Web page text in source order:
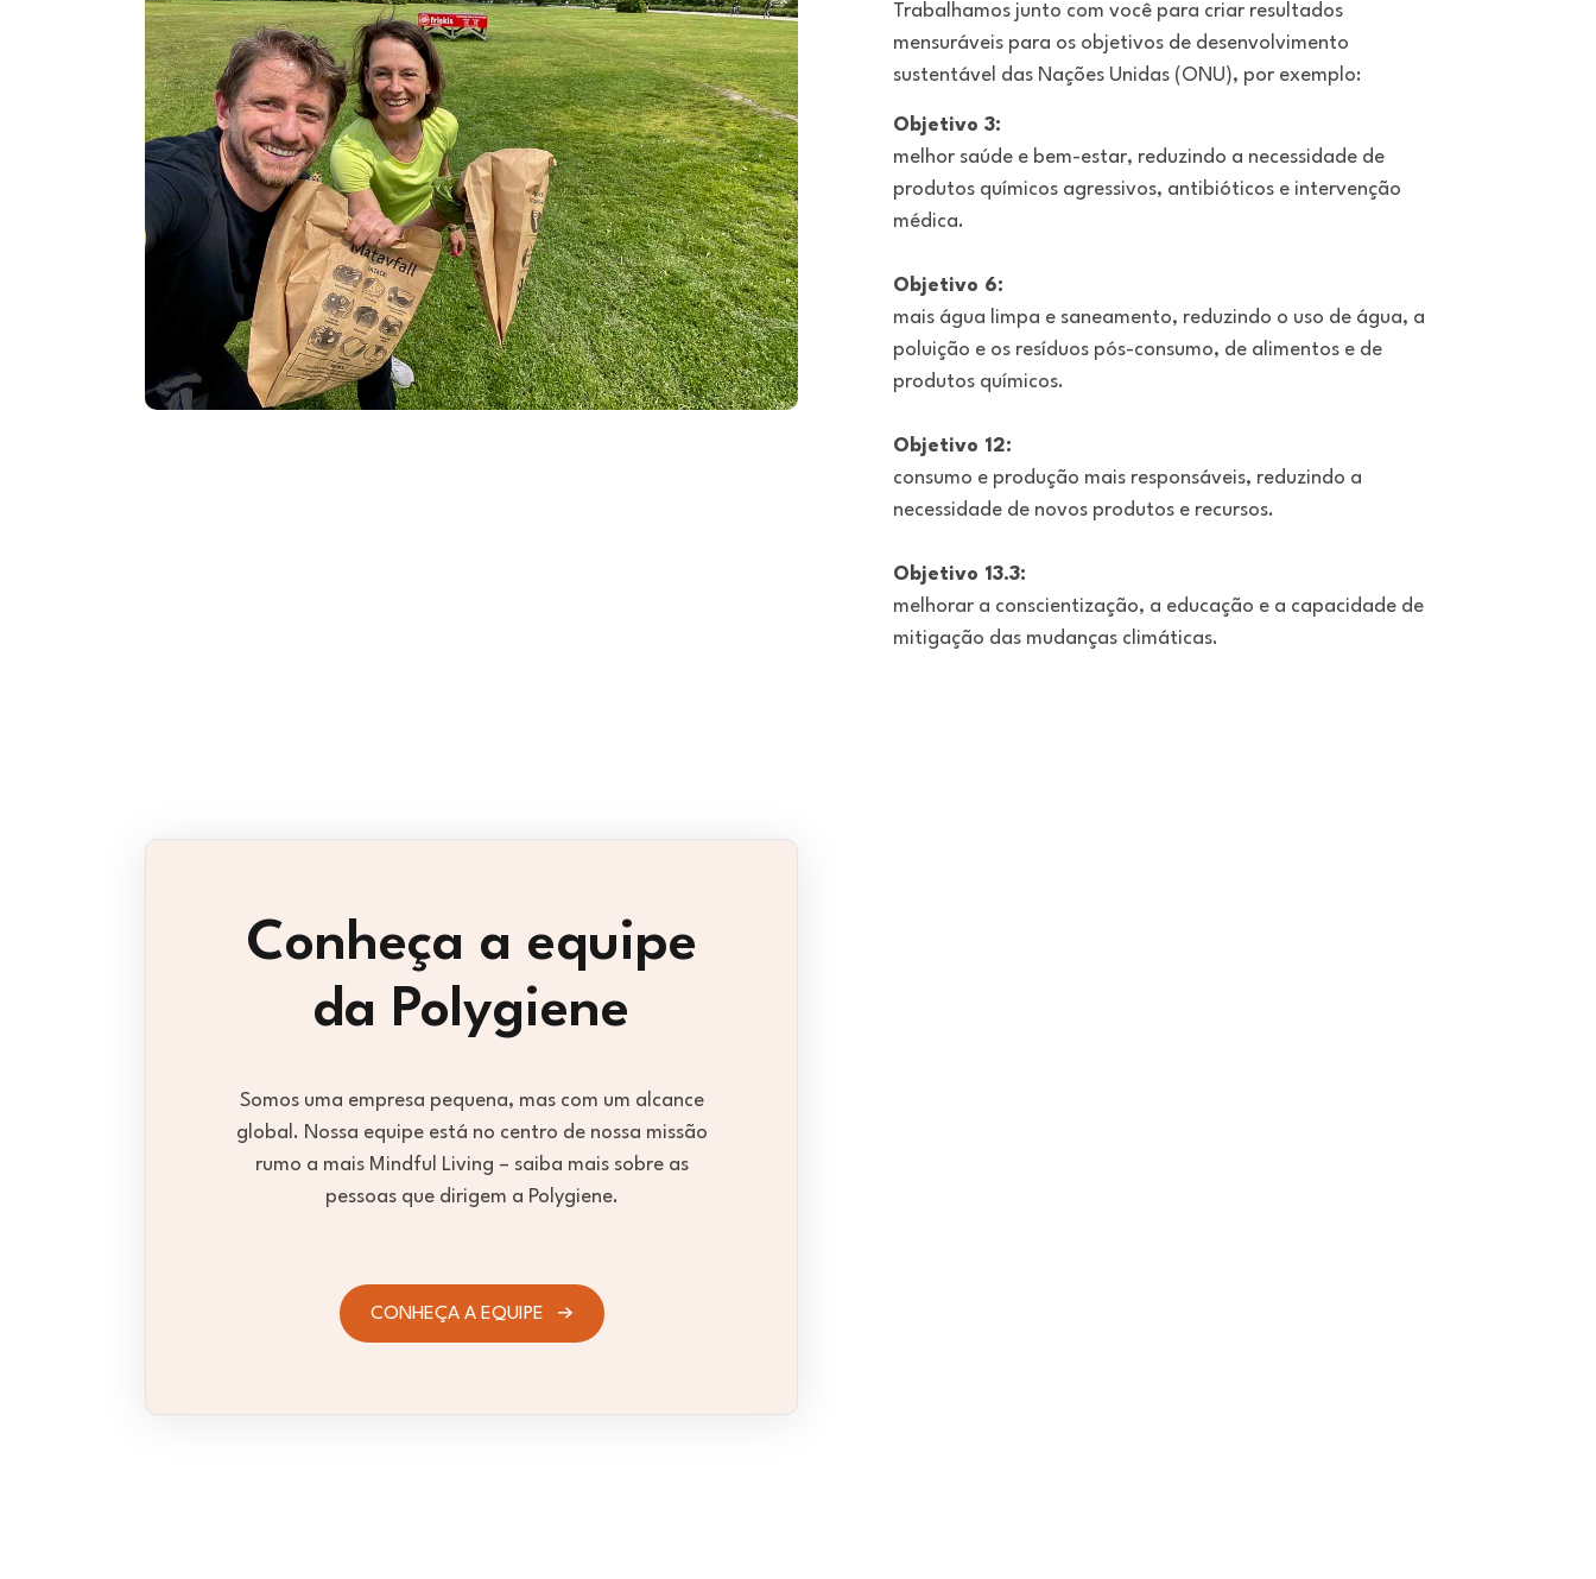
Trabalhamos junto com você para criar resultados
mensuráveis para os objetivos de desenvolvimento
sustentável das Nações Unidas (ONU), por exemplo:
Objetivo 3:
melhor saúde e bem-estar, reduzindo a necessidade de
produtos químicos agressivos, antibióticos e intervenção
médica.
Objetivo 6:
mais água limpa e saneamento, reduzindo o uso de água, a
poluição e os resíduos pós-consumo, de alimentos e de
produtos químicos.
Objetivo 12:
consumo e produção mais responsáveis, reduzindo a
necessidade de novos produtos e recursos.
Objetivo 13.3:
melhorar a conscientização, a educação e a capacidade de
mitigação das mudanças climáticas.
Conheça a equipe
da Polygiene
Somos uma empresa pequena, mas com um alcance
global. Nossa equipe está no centro de nossa missão
rumo a mais Mindful Living – saiba mais sobre as
pessoas que dirigem a Polygiene.
CONHEÇA A EQUIPE